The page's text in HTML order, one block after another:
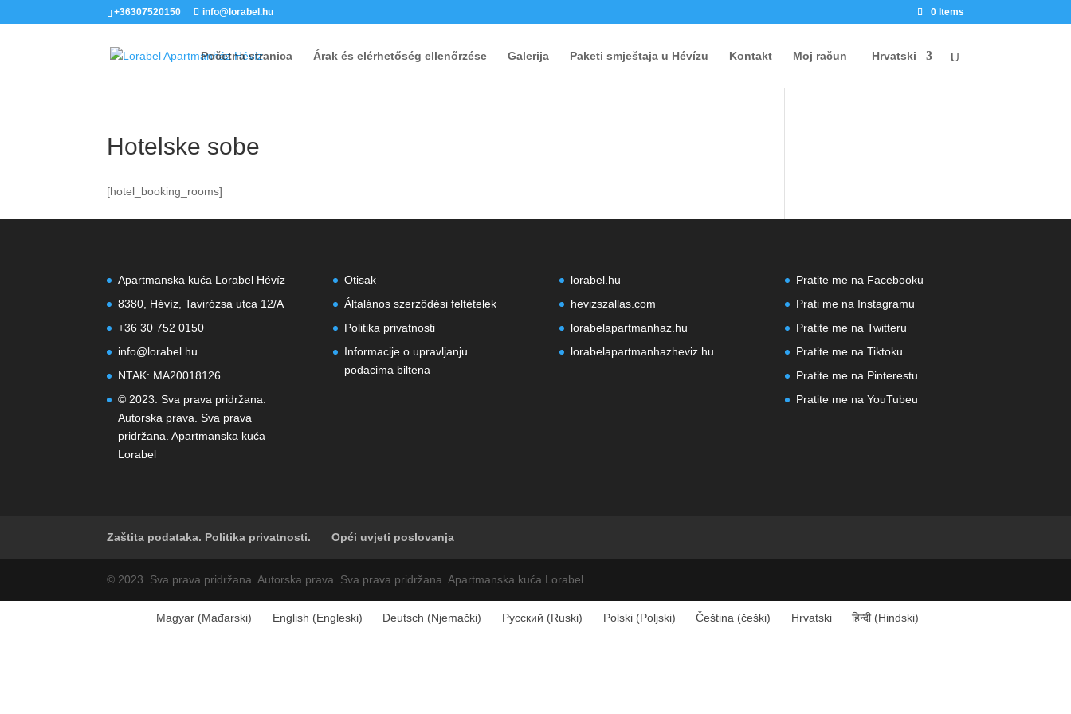
+36307520150 info@lorabel.hu 0 Items
Početna stranica Árak és elérhetőség ellenőrzése Galerija Paketi smještaja u Hévízu Kontakt Moj račun Hrvatski
Hotelske sobe
[hotel_booking_rooms]
Apartmanska kuća Lorabel Hévíz
8380, Hévíz, Tavirózsa utca 12/A
+36 30 752 0150
info@lorabel.hu
NTAK: MA20018126
© 2023. Sva prava pridržana.
Autorska prava. Sva prava
pridržana. Apartmanska kuća
Lorabel
Otisak
Általános szerződési feltételek
Politika privatnosti
Informacije o upravljanju
podacima biltena
lorabel.hu
hevizszallas.com
lorabelapartmanhaz.hu
lorabelapartmanhazheviz.hu
Pratite me na Facebooku
Prati me na Instagramu
Pratite me na Twitteru
Pratite me na Tiktoku
Pratite me na Pinterestu
Pratite me na YouTubeu
Zaštita podataka. Politika privatnosti. Opći uvjeti poslovanja
© 2023. Sva prava pridržana. Autorska prava. Sva prava pridržana. Apartmanska kuća Lorabel
Magyar (Mađarski) English (Engleski) Deutsch (Njemački) Русский (Ruski) Polski(Poljski) Čeština (češki) Hrvatski हिन्दी(Hindski)